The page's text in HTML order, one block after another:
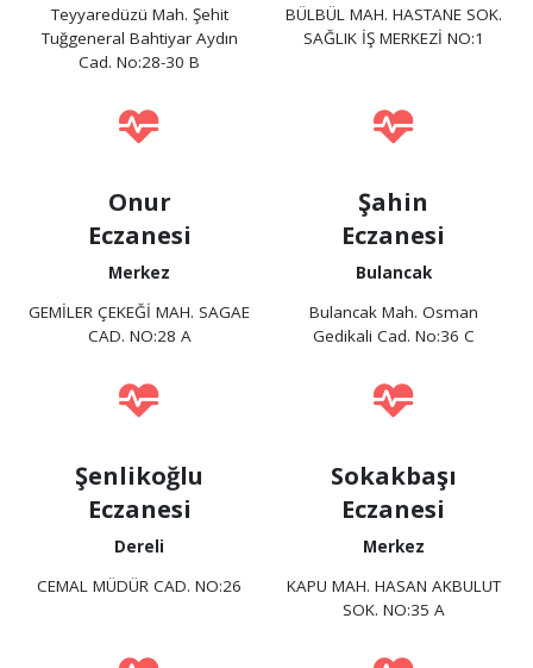
Teyyaredüzü Mah. Şehit
Tuğgeneral Bahtiyar Aydın
Cad. No:28-30 B
BÜLBÜL MAH. HASTANE SOK.
SAĞLIK İŞ MERKEZİ NO:1
Onur
Eczanesi
Merkez
GEMİLER ÇEKEĞİ MAH. SAGAE
CAD. NO:28 A
Şahin
Eczanesi
Bulancak
Bulancak Mah. Osman
Gedikali Cad. No:36 C
Şenlikoğlu
Eczanesi
Dereli
CEMAL MÜDÜR CAD. NO:26
Sokakbaşı
Eczanesi
Merkez
KAPU MAH. HASAN AKBULUT
SOK. NO:35 A